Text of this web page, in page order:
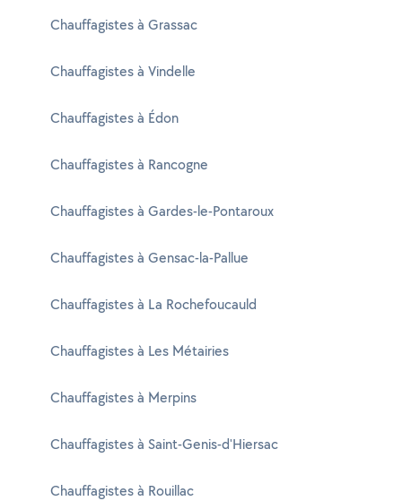
Chauffagistes à Grassac
Chauffagistes à Vindelle
Chauffagistes à Édon
Chauffagistes à Rancogne
Chauffagistes à Gardes-le-Pontaroux
Chauffagistes à Gensac-la-Pallue
Chauffagistes à La Rochefoucauld
Chauffagistes à Les Métairies
Chauffagistes à Merpins
Chauffagistes à Saint-Genis-d'Hiersac
Chauffagistes à Rouillac